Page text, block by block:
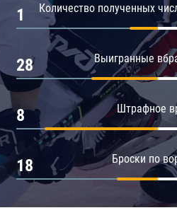
Количество полученных
1
Выигранные
28
Штрафное
8
Броски по
18